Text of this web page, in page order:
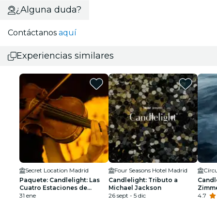
¿Alguna duda?
Contáctanos aquí
Experiencias similares
Secret Location Madrid
Paquete: Candlelight: Las
Cuatro Estaciones de
Vivaldi + Ballet of Lights
31 ene
Four Seasons Hotel Madrid
Candlelight: Tributo a
Michael Jackson
26 sept - 5 dic
4.7